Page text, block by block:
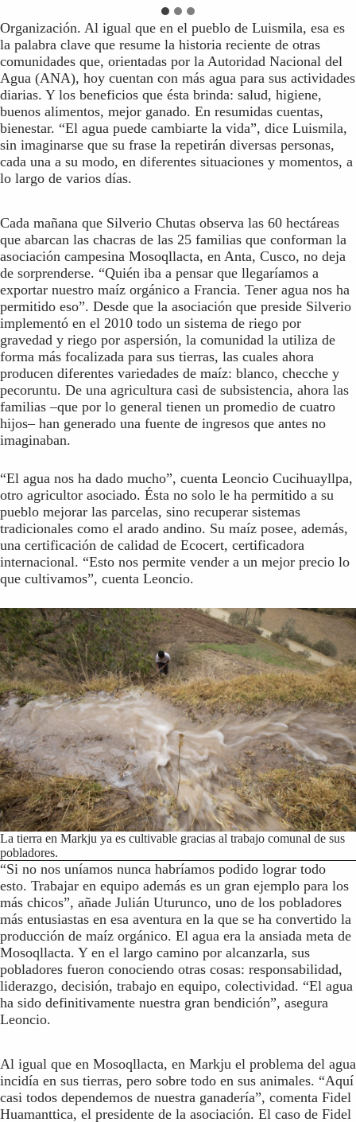
Organización. Al igual que en el pueblo de Luismila, esa es
la palabra clave que resume la historia reciente de otras
comunidades que, orientadas por la Autoridad Nacional del
Agua (ANA), hoy cuentan con más agua para sus actividades
diarias. Y los beneficios que ésta brinda: salud, higiene,
buenos alimentos, mejor ganado. En resumidas cuentas,
bienestar. “El agua puede cambiarte la vida”, dice Luismila,
sin imaginarse que su frase la repetirán diversas personas,
cada una a su modo, en diferentes situaciones y momentos, a
lo largo de varios días.
Cada mañana que Silverio Chutas observa las 60 hectáreas
que abarcan las chacras de las 25 familias que conforman la
asociación campesina Mosoqllacta, en Anta, Cusco, no deja
de sorprenderse. “Quién iba a pensar que llegaríamos a
exportar nuestro maíz orgánico a Francia. Tener agua nos ha
permitido eso”. Desde que la asociación que preside Silverio
implementó en el 2010 todo un sistema de riego por
gravedad y riego por aspersión, la comunidad la utiliza de
forma más focalizada para sus tierras, las cuales ahora
producen diferentes variedades de maíz: blanco, checche y
pecoruntu. De una agricultura casi de subsistencia, ahora las
familias –que por lo general tienen un promedio de cuatro
hijos– han generado una fuente de ingresos que antes no
imaginaban.
“El agua nos ha dado mucho”, cuenta Leoncio Cucihuayllpa,
otro agricultor asociado. Ésta no solo le ha permitido a su
pueblo mejorar las parcelas, sino recuperar sistemas
tradicionales como el arado andino. Su maíz posee, además,
una certificación de calidad de Ecocert, certificadora
internacional. “Esto nos permite vender a un mejor precio lo
que cultivamos”, cuenta Leoncio.
La tierra en Markju ya es cultivable gracias al trabajo comunal de sus
pobladores.
“Si no nos uníamos nunca habríamos podido lograr todo
esto. Trabajar en equipo además es un gran ejemplo para los
más chicos”, añade Julián Uturunco, uno de los pobladores
más entusiastas en esa aventura en la que se ha convertido la
producción de maíz orgánico. El agua era la ansiada meta de
Mosoqllacta. Y en el largo camino por alcanzarla, sus
pobladores fueron conociendo otras cosas: responsabilidad,
liderazgo, decisión, trabajo en equipo, colectividad. “El agua
ha sido definitivamente nuestra gran bendición”, asegura
Leoncio.
Al igual que en Mosoqllacta, en Markju el problema del agua
incidía en sus tierras, pero sobre todo en sus animales. “Aquí
casi todos dependemos de nuestra ganadería”, comenta Fidel
Huamanttica, el presidente de la asociación. El caso de Fidel